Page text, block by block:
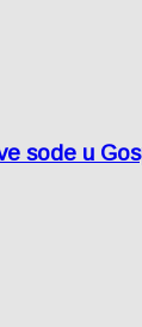
sode u